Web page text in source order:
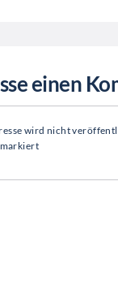
einen
wird nicht
markiert